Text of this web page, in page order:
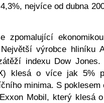
nejvíce od dubna
zpomalující
výrobce hliníku
indexu Dow Jones.
klesá o více jak 5%
minima. S
Mobil, který klesá